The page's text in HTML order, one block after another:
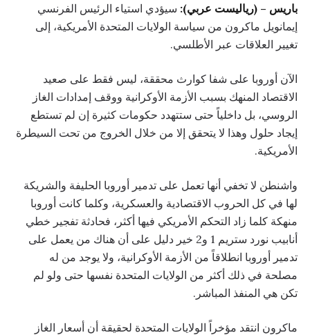
باريس – (رياليست عربي): سيؤدي استياء الرئيس الفرنسي
إيمانويل ماكرون من سياسة الولايات المتحدة الأمريكية، إلى
تغيير العلاقات عبر الأطلسي.
الآن أوروبا على شفا كوارث محققة، ليس فقط على صعيد
الاقتصاد المنهك بسبب الأزمة الأوكرانية ووقف إمدادات الغاز
الروسي، بل داخلياً حتى ستتهدد حكومات كثيرة إن لم تستطع
إيجاد حلول وهذا لا يتحقق إلا من خلال الخروج من تحت السيطرة
الأمريكية.
واشنطن لا تخفي أنها تعمل على تدمير أوروبا الحليفة والشريكة
لها في كل الحروب الاقتصادية والعسكرية، وكلما كانت أوروبا
منهكة كلما زاد التحكم الأمريكي فيها أكثر، فحادثة تفجير خطي
أنابيب نورد ستريم 1 و2 خير دليل على أن هناك من يعمل على
تدمير أوروبا انطلاقاً من الأزمة الأوكرانية، ولا يوجد من له
مصلحة في ذلك أكثر من الولايات المتحدة نفسها حتى ولو لم
تكن هي المنفذ المباشر.
ماكرون انتقد مؤخراً الولايات المتحدة لحقيقة أن أسعار الغاز